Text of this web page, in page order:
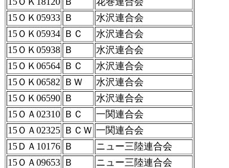
15ＯＫ05933 Ｂ
水沢連合会
15ＯＫ05934 ＢＣ
水沢連合会
15ＯＫ05938 Ｂ
水沢連合会
15ＯＫ06564 ＢＣ
水沢連合会
15ＯＫ06582
ＢＷ
水沢連合会
15ＯＫ06590 Ｂ
水沢連合会
15ＯＡ02310 ＢＣ
一関連合会
15ＯＡ02325 ＢＣＷ 一関連合会
15ＤＡ10176 Ｂ
ニュー三陸連合会
15ＯＡ09653 Ｂ
ニュー三陸連合会